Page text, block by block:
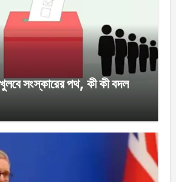
সংস্কারের পথ, কী কী বদল